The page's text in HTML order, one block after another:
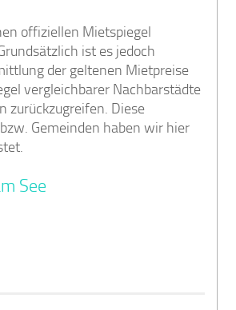
offiziellen Mietspiegel
ist es jedoch
der geltenen Mietpreise
vergleichbarer Nachbarstädte
zurückzugreifen. Diese
Gemeinden haben wir hier
See